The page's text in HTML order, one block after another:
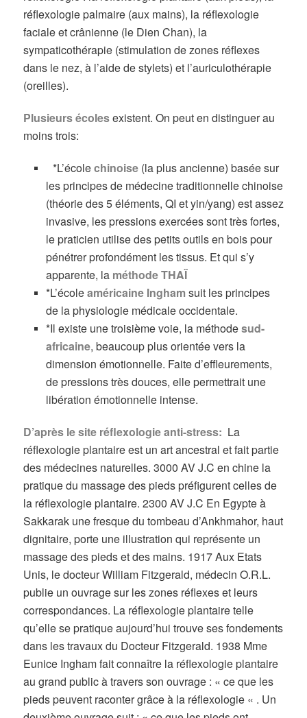
réflexologie palmaire (aux mains), la réflexologie
faciale et crânienne (le Dien Chan), la
sympaticothérapie (stimulation de zones réflexes
dans le nez, à l’aide de stylets) et l’auriculothérapie
(oreilles).
Plusieurs écolesexistent. On peut en distinguer au
moins trois:
*L’écolechinoise(la plus ancienne) basée sur
les principes de médecine traditionnelle chinoise
(théorie des 5 éléments, QI et yin/yang) est assez
invasive, les pressions exercées sont très fortes,
le praticien utilise des petits outils en bois pour
pénétrer profondément les tissus. Et qui s’y
apparente, la méthode THAÏ
*L’écoleaméricaine Ingham suit les principes
de la physiologie médicale occidentale.
*Il existe une troisième voie, la méthodesud-
africaine, beaucoup plus orientée vers la
dimension émotionnelle. Faite d’effleurements,
de pressions très douces, elle permettrait une
libération émotionnelle intense.
D’après le site réflexologie anti-stress: La
réflexologie plantaire est un art ancestral et fait partie
des médecines naturelles. 3000 AV J.C en chine la
pratique du massage des pieds préfigurent celles de
la réflexologie plantaire. 2300 AV J.C En Egypte à
Sakkarak une fresque du tombeau d’Ankhmahor, haut
dignitaire, porte une illustration qui représente un
massage des pieds et des mains. 1917 Aux Etats
Unis, le docteur William Fitzgerald, médecin O.R.L.
publie un ouvrage sur les zones réflexes et leurs
correspondances. La réflexologie plantaire telle
qu’elle se pratique aujourd’hui trouve ses fondements
dans les travaux du Docteur Fitzgerald. 1938 Mme
Eunice Ingham fait connaître la réflexologie plantaire
au grand public à travers son ouvrage : « ce que les
pieds peuvent raconter grâce à la réflexologie « . Un